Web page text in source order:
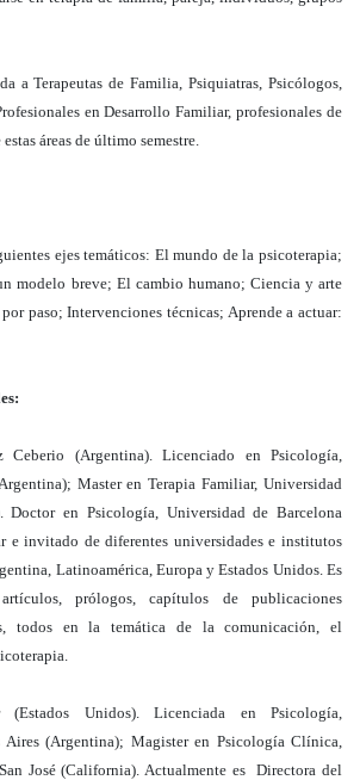
a Terapeutas de Familia, Psiquiatras, Psicólogos,
en Desarrollo Familiar, profesionales de
áreas de último semestre.
ejes temáticos: El mundo de la psicoterapia;
modelo breve; El cambio humano; Ciencia y arte
paso; Intervenciones técnicas; Aprende a actuar:
Ceberio (Argentina). Licenciado en Psicología,
Master en Terapia Familiar, Universidad
Doctor en Psicología, Universidad de Barcelona
e invitado de diferentes universidades e institutos
Latinoamérica, Europa y Estados Unidos. Es
prólogos, capítulos de publicaciones
todos en la temática de la comunicación, el
Unidos). Licenciada en Psicología,
(Argentina); Magister en Psicología Clínica,
José (California). Actualmente es Directora del